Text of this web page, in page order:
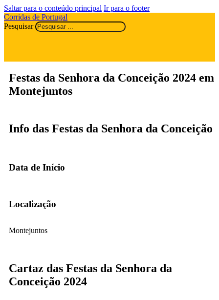
Saltar para o conteúdo principal Ir para o footer
Corridas de Portugal
Pesquisar
Festas da Senhora da Conceição 2024 em
Montejuntos
Info das Festas da Senhora da Conceição
Data de Início
Localização
Montejuntos
Cartaz das Festas da Senhora da
Conceição 2024